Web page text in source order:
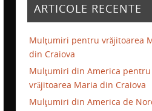
ARTICOLE RECENTE
Mulţumiri pentru vrăjitoarea
din Craiova
Mulţumiri din America pentru
vrăjitoarea Maria din Craiova
Mulţumiri din America de